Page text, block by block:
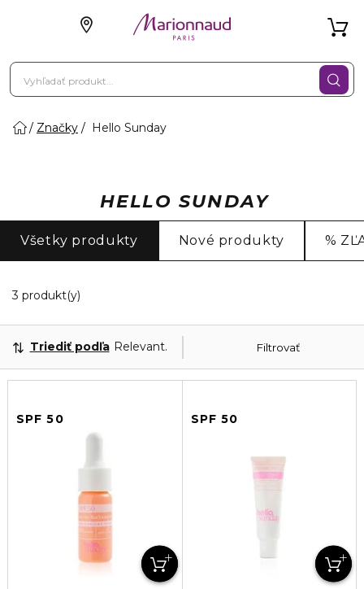
Značky Hello Sunday
HELLO SUNDAY
Všetky produkty Nové produkty %
3 produkt(y)
Filtrovať
Triediť podľa Relevantnosť
SPF 50 SPF 50